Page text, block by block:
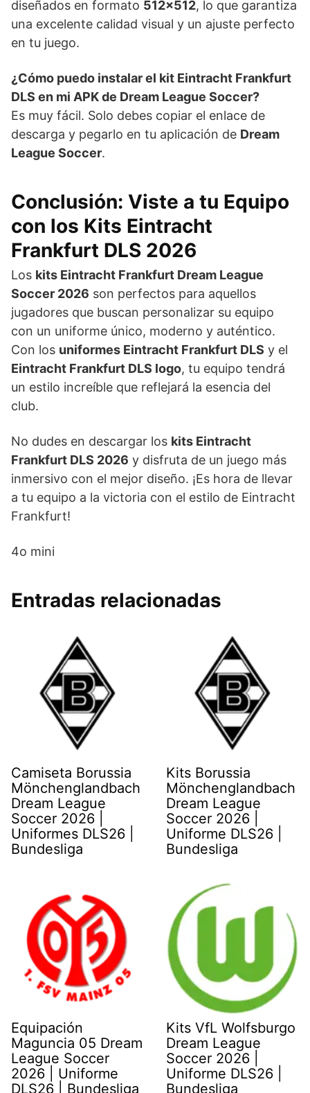
diseñados en formato 512×512, lo que garantiza
una excelente calidad visual y un ajuste perfecto
en tu juego.
¿Cómo puedo instalar el kit Eintracht Frankfurt
DLS en mi APK de Dream League Soccer?
Es muy fácil. Solo debes copiar el enlace de
descarga y pegarlo en tu aplicación de Dream
League Soccer.
Conclusión: Viste a tu Equipo
con los Kits Eintracht
Frankfurt DLS 2026
Los kits Eintracht Frankfurt Dream League
Soccer 2026 son perfectos para aquellos
jugadores que buscan personalizar su equipo
con un uniforme único, moderno y auténtico.
Con los uniformes Eintracht Frankfurt DLS y el
Eintracht Frankfurt DLS logo, tu equipo tendrá
un estilo increíble que reflejará la esencia del
club.
No dudes en descargar los kits Eintracht
Frankfurt DLS 2026 y disfruta de un juego más
inmersivo con el mejor diseño. ¡Es hora de llevar
a tu equipo a la victoria con el estilo de Eintracht
Frankfurt!
4o mini
Entradas relacionadas
Camiseta Borussia
Mönchenglandbach
Dream League
Soccer 2026 |
Uniformes DLS26 |
Bundesliga
Kits Borussia
Mönchenglandbach
Dream League
Soccer 2026 |
Uniforme DLS26 |
Bundesliga
Equipación
Maguncia 05 Dream
League Soccer
2026 | Uniforme
DLS26 | Bundesliga
Kits VfL Wolfsburgo
Dream League
Soccer 2026 |
Uniforme DLS26 |
Bundesliga